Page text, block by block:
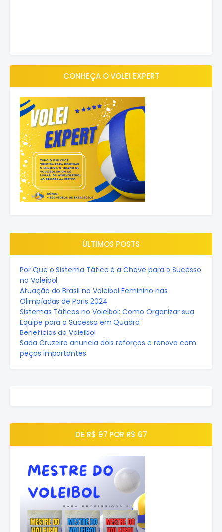
CONHEÇA O VOLEI EXPERT
ÚLTIMOS POSTS
Por Que o Sistema Tático é a Chave para o Sucesso
no Voleibol
Atuação do Brasil no Voleibol Feminino nas
Olimpíadas de Paris 2024
Sistemas Táticos no Voleibol: Como Organizar sua
Equipe para o Sucesso em Quadra
Benefícios do Voleibol
Sada Cruzeiro anuncia dois reforços e renova com
peças importantes
DE R$ 97 POR R$ 67